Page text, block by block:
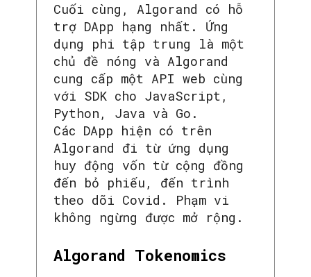
Cuối cùng, Algorand có hỗ
trợ DApp hạng nhất. Ứng
dụng phi tập trung là một
chủ đề nóng và Algorand
cung cấp một API web cùng
với SDK cho JavaScript,
Python, Java và Go.
Các DApp hiện có trên
Algorand đi từ ứng dụng
huy động vốn từ cộng đồng
đến bỏ phiếu, đến trình
theo dõi Covid. Phạm vi
không ngừng được mở rộng.
Algorand Tokenomics